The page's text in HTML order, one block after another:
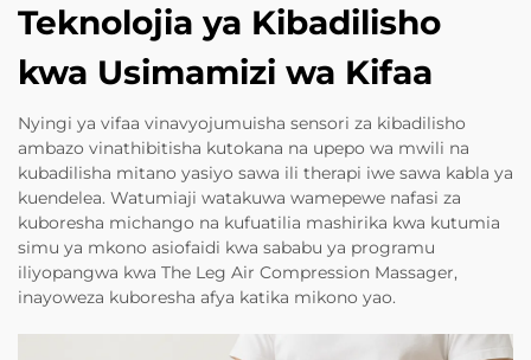
Teknolojia ya Kibadilisho
kwa Usimamizi wa Kifaa
Nyingi ya vifaa vinavyojumuisha sensori za kibadilisho
ambazo vinathibitisha kutokana na upepo wa mwili na
kubadilisha mitano yasiyo sawa ili therapi iwe sawa kabla ya
kuendelea. Watumiaji watakuwa wamepewe nafasi za
kuboresha michango na kufuatilia mashirika kwa kutumia
simu ya mkono asiofaidi kwa sababu ya programu
iliyopangwa kwa The Leg Air Compression Massager,
inayoweza kuboresha afya katika mikono yao.